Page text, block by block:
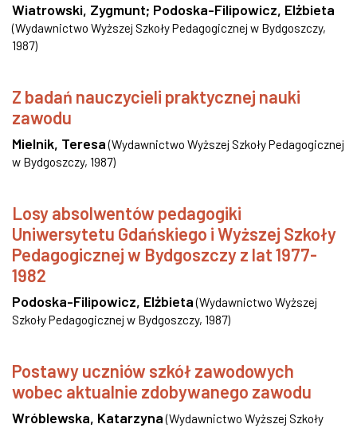
Wiatrowski, Zygmunt; Podoska-Filipowicz, Elżbieta
(Wydawnictwo Wyższej Szkoły Pedagogicznej w Bydgoszczy,
1987)
Z badań nauczycieli praktycznej nauki
zawodu
Mielnik, Teresa (Wydawnictwo Wyższej Szkoły Pedagogicznej
w Bydgoszczy, 1987)
Losy absolwentów pedagogiki
Uniwersytetu Gdańskiego i Wyższej Szkoły
Pedagogicznej w Bydgoszczy z lat 1977-
1982
Podoska-Filipowicz, Elżbieta (Wydawnictwo Wyższej
Szkoły Pedagogicznej w Bydgoszczy, 1987)
Postawy uczniów szkół zawodowych
wobec aktualnie zdobywanego zawodu
Wróblewska, Katarzyna (Wydawnictwo Wyższej Szkoły